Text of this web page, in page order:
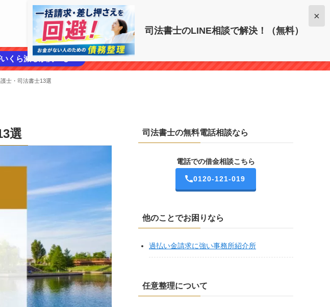
司法書士のLINE相談で解決！（無料）
×
0120-121-019
くら減るか調べる ➡
士・司法書士13選
選 司法書士の無料電話相談なら
電話での借金相談こちら
0120-121-019
他のことでお困りなら
過払い金請求に強い事務所紹介所
任意整理について